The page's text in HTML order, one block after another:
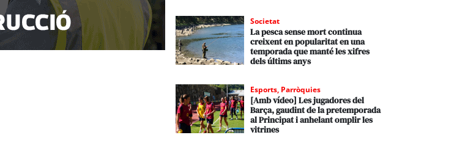
Societat
La pesca sense mort continua
creixent en popularitat en una
temporada que manté les xifres
dels últims anys
Esports, Parròquies
[Amb vídeo] Les jugadores del
Barça, gaudint de la pretemporada
al Principat i anhelant omplir les
vitrines